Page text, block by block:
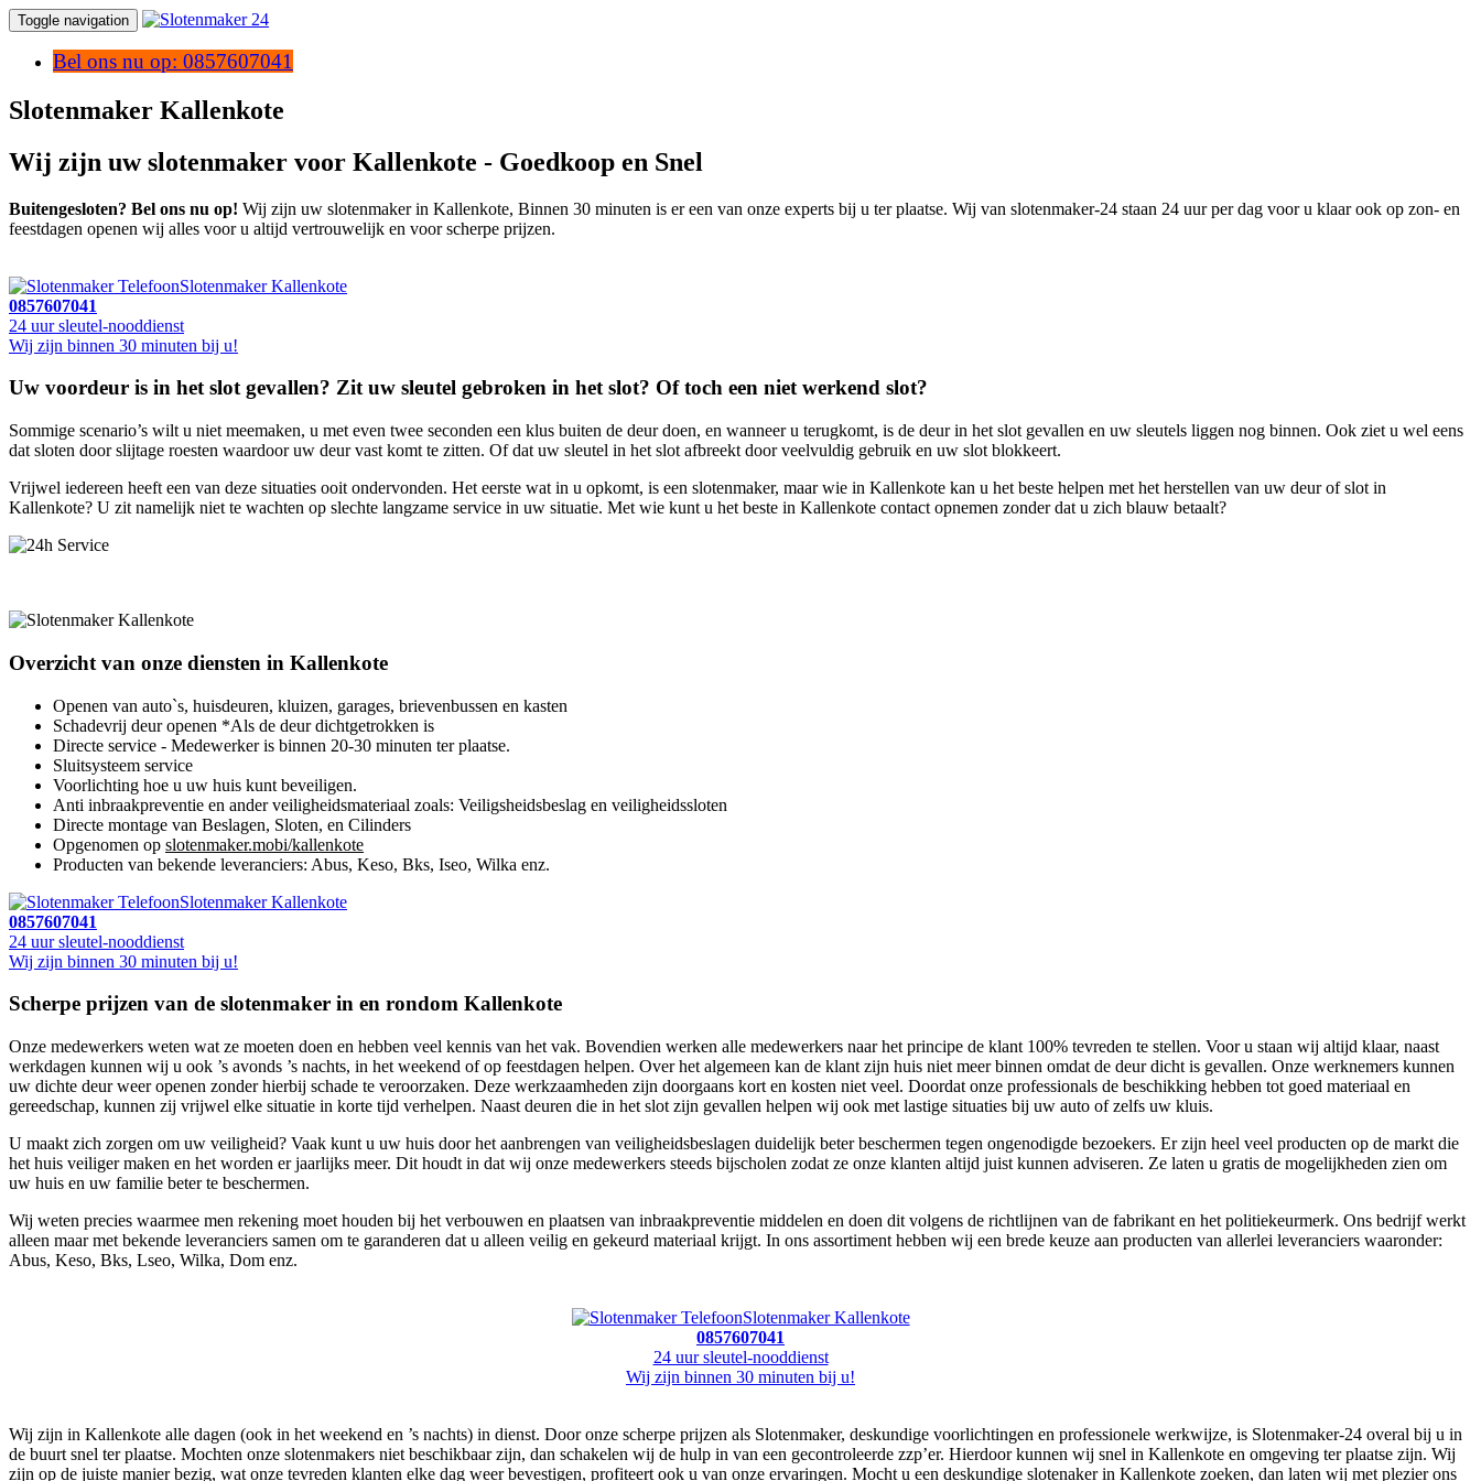
Toggle navigation
Bel ons nu op: 0857607041
Slotenmaker Kallenkote
Wij zijn uw slotenmaker voor Kallenkote - Goedkoop en Snel
Buitengesloten? Bel ons nu op! Wij zijn uw slotenmaker in Kallenkote, Binnen 30 minuten is er een van onze experts bij u ter plaatse. Wij van slotenmaker-24 staan 24 uur per dag voor u klaar ook op zon- en
feestdagen openen wij alles voor u altijd vertrouwelijk en voor scherpe prijzen.
Slotenmaker Kallenkote
0857607041
24 uur sleutel-nooddienst
Wij zijn binnen 30 minuten bij u!
Uw voordeur is in het slot gevallen? Zit uw sleutel gebroken in het slot? Of toch een niet werkend slot?
Sommige scenario’s wilt u niet meemaken, u met even twee seconden een klus buiten de deur doen, en wanneer u terugkomt, is de deur in het slot gevallen en uw sleutels liggen nog binnen. Ook ziet u wel eens
dat sloten door slijtage roesten waardoor uw deur vast komt te zitten. Of dat uw sleutel in het slot afbreekt door veelvuldig gebruik en uw slot blokkeert.
Vrijwel iedereen heeft een van deze situaties ooit ondervonden. Het eerste wat in u opkomt, is een slotenmaker, maar wie in Kallenkote kan u het beste helpen met het herstellen van uw deur of slot in
Kallenkote? U zit namelijk niet te wachten op slechte langzame service in uw situatie. Met wie kunt u het beste in Kallenkote contact opnemen zonder dat u zich blauw betaalt?
Overzicht van onze diensten in Kallenkote
Openen van auto`s, huisdeuren, kluizen, garages, brievenbussen en kasten
Schadevrij deur openen *Als de deur dichtgetrokken is
Directe service - Medewerker is binnen 20-30 minuten ter plaatse.
Sluitsysteem service
Voorlichting hoe u uw huis kunt beveiligen.
Anti inbraakpreventie en ander veiligheidsmateriaal zoals: Veiligsheidsbeslag en veiligheidssloten
Directe montage van Beslagen, Sloten, en Cilinders
Opgenomen op slotenmaker.mobi/kallenkote
Producten van bekende leveranciers: Abus, Keso, Bks, Iseo, Wilka enz.
Slotenmaker Kallenkote
0857607041
24 uur sleutel-nooddienst
Wij zijn binnen 30 minuten bij u!
Scherpe prijzen van de slotenmaker in en rondom Kallenkote
Onze medewerkers weten wat ze moeten doen en hebben veel kennis van het vak. Bovendien werken alle medewerkers naar het principe de klant 100% tevreden te stellen. Voor u staan wij altijd klaar, naast
werkdagen kunnen wij u ook ’s avonds ’s nachts, in het weekend of op feestdagen helpen. Over het algemeen kan de klant zijn huis niet meer binnen omdat de deur dicht is gevallen. Onze werknemers kunnen
uw dichte deur weer openen zonder hierbij schade te veroorzaken. Deze werkzaamheden zijn doorgaans kort en kosten niet veel. Doordat onze professionals de beschikking hebben tot goed materiaal en
gereedschap, kunnen zij vrijwel elke situatie in korte tijd verhelpen. Naast deuren die in het slot zijn gevallen helpen wij ook met lastige situaties bij uw auto of zelfs uw kluis.
U maakt zich zorgen om uw veiligheid? Vaak kunt u uw huis door het aanbrengen van veiligheidsbeslagen duidelijk beter beschermen tegen ongenodigde bezoekers. Er zijn heel veel producten op de markt die
het huis veiliger maken en het worden er jaarlijks meer. Dit houdt in dat wij onze medewerkers steeds bijscholen zodat ze onze klanten altijd juist kunnen adviseren. Ze laten u gratis de mogelijkheden zien om
uw huis en uw familie beter te beschermen.
Wij weten precies waarmee men rekening moet houden bij het verbouwen en plaatsen van inbraakpreventie middelen en doen dit volgens de richtlijnen van de fabrikant en het politiekeurmerk. Ons bedrijf werkt
alleen maar met bekende leveranciers samen om te garanderen dat u alleen veilig en gekeurd materiaal krijgt. In ons assortiment hebben wij een brede keuze aan producten van allerlei leveranciers waaronder:
Abus, Keso, Bks, Lseo, Wilka, Dom enz.
Slotenmaker Kallenkote
0857607041
24 uur sleutel-nooddienst
Wij zijn binnen 30 minuten bij u!
Wij zijn in Kallenkote alle dagen (ook in het weekend en ’s nachts) in dienst. Door onze scherpe prijzen als Slotenmaker, deskundige voorlichtingen en professionele werkwijze, is Slotenmaker-24 overal bij u in
de buurt snel ter plaatse. Mochten onze slotenmakers niet beschikbaar zijn, dan schakelen wij de hulp in van een gecontroleerde zzp’er. Hierdoor kunnen wij snel in Kallenkote en omgeving ter plaatse zijn. Wij
zijn op de juiste manier bezig, wat onze tevreden klanten elke dag weer bevestigen, profiteert ook u van onze ervaringen. Mocht u een deskundige slotenaker in Kallenkote zoeken, dan laten wij met plezier ons